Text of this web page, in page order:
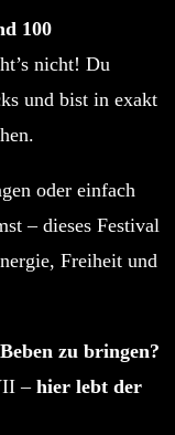
100
nicht! Du
und bist in exakt
oder einfach
– dieses Festival
Freiheit und
zu bringen?
– hier lebt der